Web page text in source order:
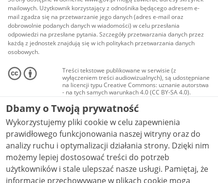
mailowych. Użytkownik korzystający z odnośnika będącego adresem e-
mail zgadza się na przetwarzanie jego danych (adres e-mail oraz
dobrowolnie podanych danych w wiadomości) w celu przesłania
odpowiedzi na przesłane pytania. Szczegóły przetwarzania danych przez
każdą z jednostek znajdują się w ich politykach przetwarzania danych
osobowych.
Treści tekstowe publikowane w serwisie (z
wyłączeniem treści audiowizualnych), są udostępniane
na licencji typu Creative Commons: uznanie autorstwa
- na tych samych warunkach 4.0 (CC BY-SA 4.0).
Materiały audiowizualne, w tym zdjęcia, materiały
audio i wideo, są udostępniane na licencji typu
Creative Commons: uznanie autorstwa użycie
niekomercyjne - bez utworów zależnych 4.0 (CC BY-
NC-ND 4.0), o ile nie jest to stwierdzone inaczej.
Dbamy o Twoją prywatność
Wykorzystujemy pliki cookie w celu zapewnienia
prawidłowego funkcjonowania naszej witryny oraz do
analizy ruchu i optymalizacji działania strony. Dzięki nim
możemy lepiej dostosować treści do potrzeb
użytkowników i stale ulepszać nasze usługi. Pamiętaj, że
informacje przechowywane w plikach cookie mogą